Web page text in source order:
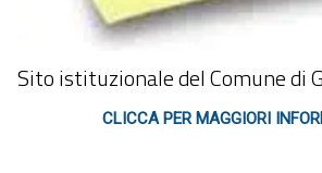
Sito istituzionale del Comune di
CLICCA PER MAGGIORI